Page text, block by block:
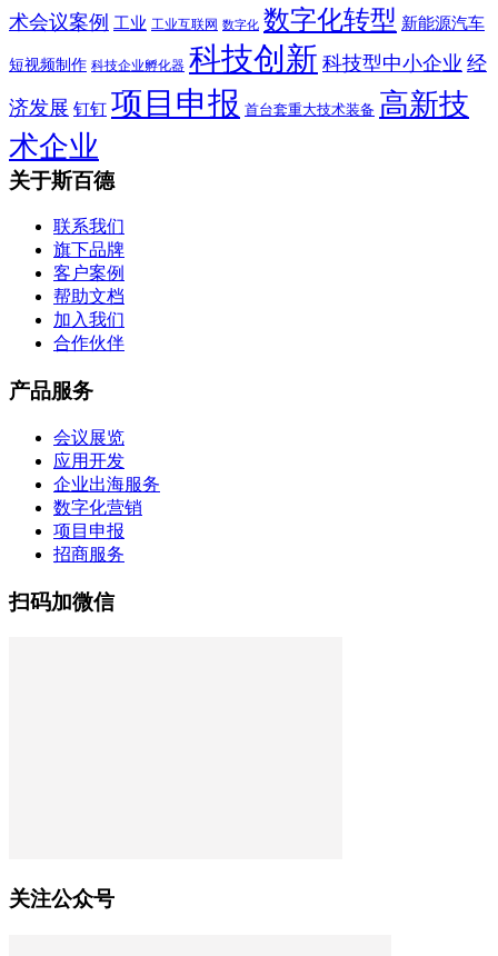
术会议案例 工业 工业互联网 数字化 数字化转型 新能源汽车
短视频制作 科技企业孵化器 科技创新 科技型中小企业 经
济发展 钉钉 项目申报 首台套重大技术装备 高新技
术企业
关于斯百德
联系我们
旗下品牌
客户案例
帮助文档
加入我们
合作伙伴
产品服务
会议展览
应用开发
企业出海服务
数字化营销
项目申报
招商服务
扫码加微信
关注公众号